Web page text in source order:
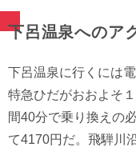
下呂温泉へのア
下呂温泉に行くには
特急ひだがおおよそ
間40分で乗り換えの
て4170円だ。飛騨川